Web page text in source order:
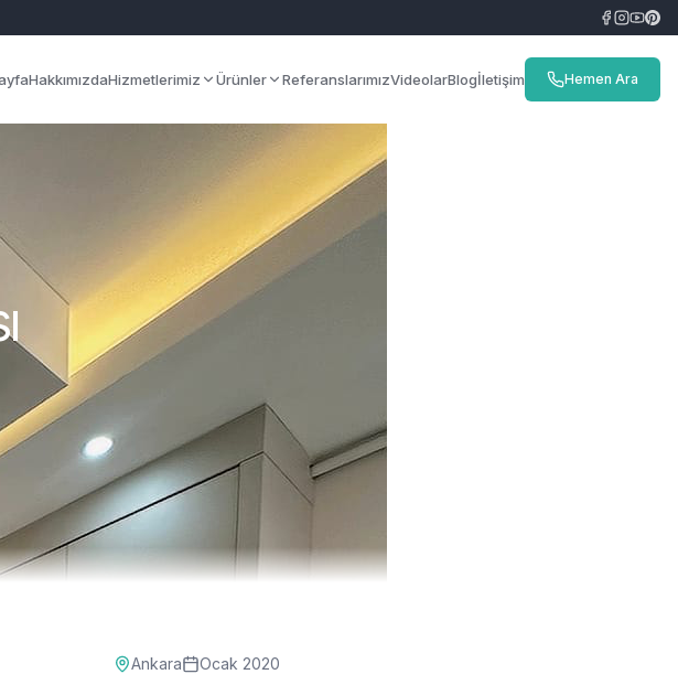
HakkımızdaHizmetlerimiz Ürünler ReferanslarımızVideolarBlogİletişim Hemen Ara
Ankara Ocak 2020